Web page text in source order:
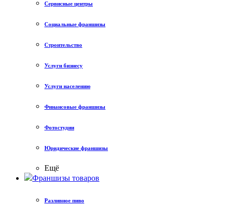
Сервисные центры
Социальные франшизы
Строительство
Услуги бизнесу
Услуги населению
Финансовые франшизы
Фотостудии
Юридические франшизы
Ещё
Франшизы товаров
Разливное пиво